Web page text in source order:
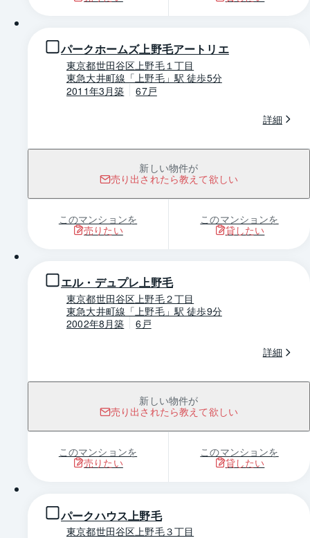
パークホームズ上野毛アートリエ
東京都世田谷区上野毛１丁目
東急大井町線「上野毛」駅 徒歩5分
2011年3月築
67戸
詳細
新しい物件が
売り出されたら教えて欲しい
このマンションを
売りたい
このマンションを
貸したい
エル・デュプレ上野毛
東京都世田谷区上野毛２丁目
東急大井町線「上野毛」駅 徒歩9分
2002年8月築
6戸
詳細
新しい物件が
売り出されたら教えて欲しい
このマンションを
売りたい
このマンションを
貸したい
パークハウス上野毛
東京都世田谷区上野毛３丁目